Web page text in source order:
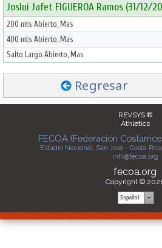
Joslui Jafet FIGUEROA Ramos (31/12/
200 mts Abierto, Mas
400 mts Abierto, Mas
Salto Largo Abierto, Mas
Regresar
REVSYS ®
Athletics
FECOA (Federación
Estadio Nacional, San José - Costa
info@fecoa.org
fecoa.org
Copyright ©